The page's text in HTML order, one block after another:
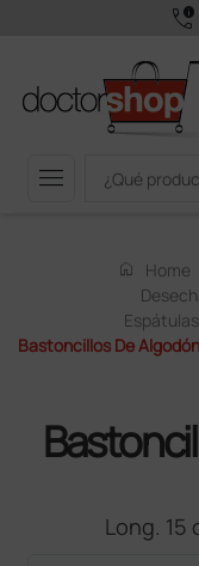
call_quality
menu
home Home
Bastoncillos De
Long. 15